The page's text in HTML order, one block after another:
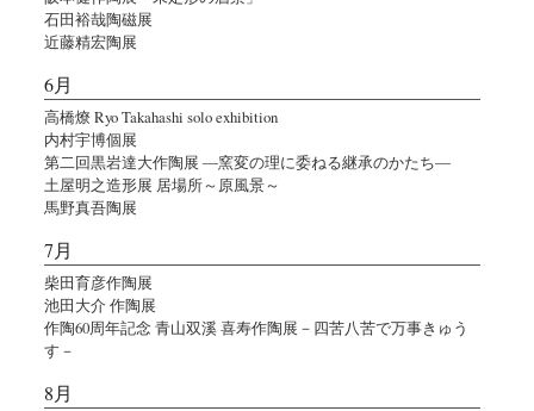
石田裕哉陶磁展
近藤精宏陶展
6月
高橋燎 Ryo Takahashi solo exhibition
内村宇博個展
第二回黒岩達大作陶展 ―窯変の理に委ねる継承のかたち―
土屋明之造形展 居場所～原風景～
馬野真吾陶展
7月
柴田育彦作陶展
池田大介 作陶展
作陶60周年記念 青山双溪 喜寿作陶展－四苦八苦で万事きゅう
す－
8月